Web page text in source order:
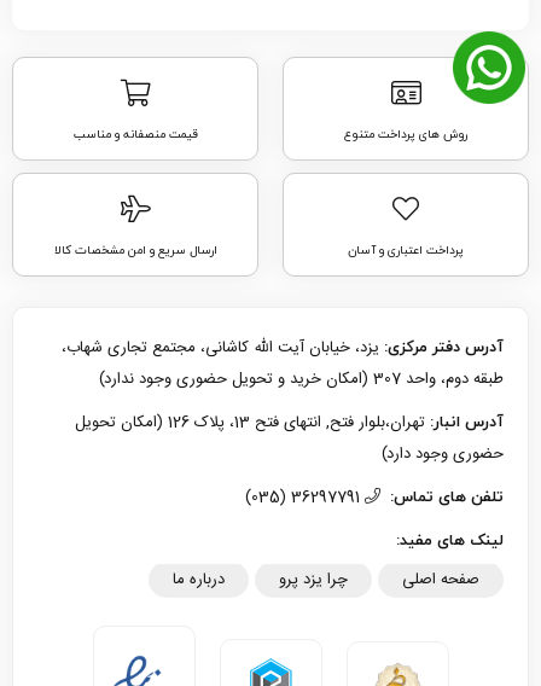
روش های پرداخت متنوع قیمت منصفانه و مناسب
پرداخت اعتباری و آسان ارسال سریع و امن مشخصات کالا
آدرس دفتر مرکزی: یزد، خیابان آیت الله کاشانی، مجتمع تجاری شهاب،
طبقه دوم، واحد 307 (امکان خرید و تحویل حضوری وجود ندارد)
آدرس انبار:
تهران،بلوار فتح, انتهای فتح 13، پلاک 126 (امکان تحویل
حضوری وجود دارد)
تلفن های تماس:
لینک های مفید:
صفحه اصلی چرا یزد پرو درباره ما